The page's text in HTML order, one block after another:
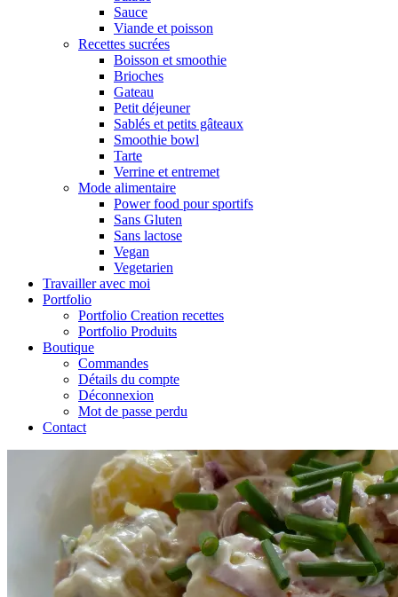
Sauce
Viande et poisson
Recettes sucrées
Boisson et smoothie
Brioches
Gateau
Petit déjeuner
Sablés et petits gâteaux
Smoothie bowl
Tarte
Verrine et entremet
Mode alimentaire
Power food pour sportifs
Sans Gluten
Sans lactose
Vegan
Vegetarien
Travailler avec moi
Portfolio
Portfolio Creation recettes
Portfolio Produits
Boutique
Commandes
Détails du compte
Déconnexion
Mot de passe perdu
Contact